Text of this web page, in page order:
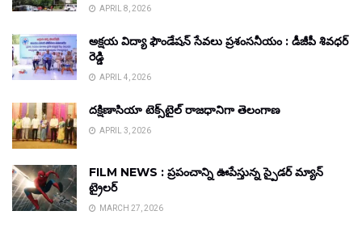
APRIL 8, 2026
అక్షయ విద్యా ఫౌండేషన్ సేవలు ప్రశంసనీయం : డీజీపీ శివధర్
రెడ్డి
APRIL 4, 2026
దక్షిణాసియా టెక్స్‌టైల్ రాజధానిగా తెలంగాణ
APRIL 3, 2026
FILM NEWS : ప్రపంచాన్ని ఊపేస్తున్న స్పైడర్ మ్యాన్
ట్రైలర్
MARCH 27, 2026